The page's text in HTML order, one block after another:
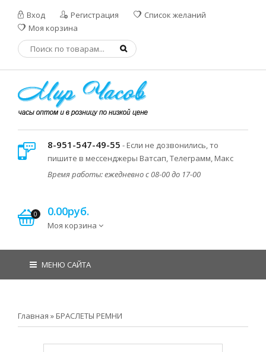
Вход Регистрация
Список желаний
Моя корзина
8-951-547-49-55 - Если не дозвонились, то
пишите в мессенджеры Ватсап, Телеграмм, Макс
Время работы: ежедневно с 08-00 до 17-00
0 0.00руб.
Моя корзина
МЕНЮ САЙТА
Главная » БРАСЛЕТЫ РЕМНИ